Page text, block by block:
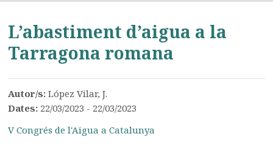
L’abastiment d’aigua a la
Tarragona romana
Autor/s:López Vilar, J.
Dates: 22/03/2023 - 22/03/2023
V Congrés de l'Aigua a Catalunya